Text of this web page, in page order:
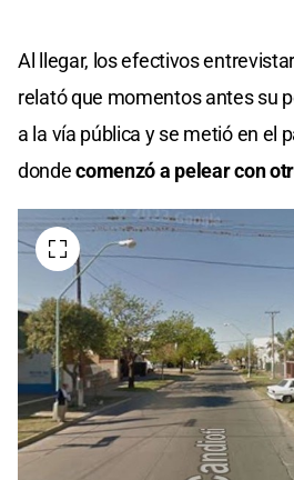
Al llegar, los efectivos
relató que momentos antes su
a la vía pública y se metió en el
dondecomenzó a pelear con